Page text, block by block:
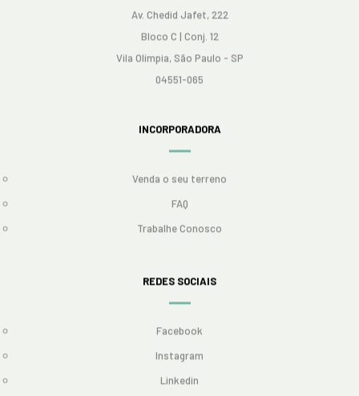
Av. Chedid Jafet, 222
Bloco C | Conj. 12
Vila Olímpia, São Paulo - SP
04551-065
INCORPORADORA
Venda o seu terreno
FAQ
Trabalhe Conosco
REDES SOCIAIS
Facebook
Instagram
Linkedin